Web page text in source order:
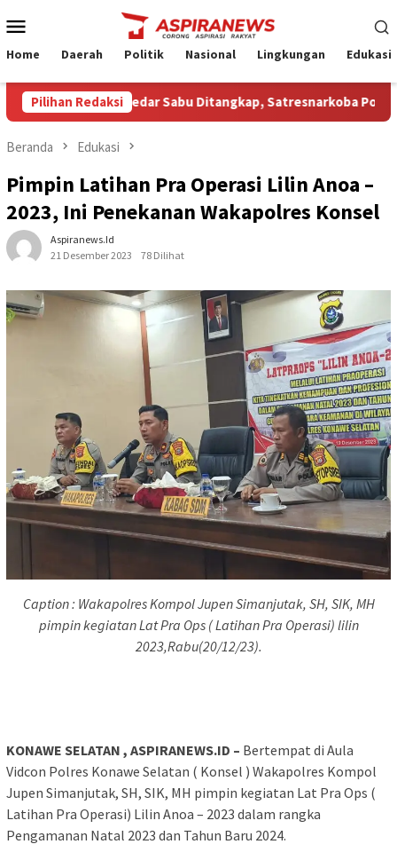
ke
Mobile
Home Daerah Politik Nasional Lingkungan Edukasi
Pilihan Redaksi
Pengedar Sabu Ditangkap, Satresnarkoba Polres
Beranda Edukasi
Pimpin Latihan Pra Operasi Lilin Anoa –
2023, Ini Penekanan Wakapolres Konsel
Aspiranews.id
21 Desember 2023
78 Dilihat
Caption : Wakapolres Kompol Jupen Simanjutak, SH, SIK, MH
pimpin kegiatan Lat Pra Ops ( Latihan Pra Operasi) lilin
2023,Rabu(20/12/23).
KONAWE SELATAN , ASPIRANEWS.ID – Bertempat di Aula
Vidcon Polres Konawe Selatan ( Konsel ) Wakapolres Kompol
Jupen Simanjutak, SH, SIK, MH pimpin kegiatan Lat Pra Ops (
Latihan Pra Operasi) Lilin Anoa – 2023 dalam rangka
Pengamanan Natal 2023 dan Tahun Baru 2024.